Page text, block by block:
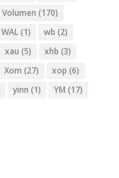
Volumen (170)
WAL(1) wb (2)
xau (5) xhb (3)
Xom (27) xop (6)
yinn (1) YM (17)